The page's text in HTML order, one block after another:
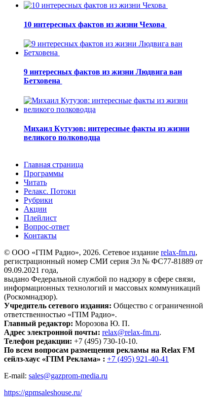
10 интересных фактов из жизни Чехова
9 интересных фактов из жизни Людвига ван
Бетховена
Михаил Кутузов: интересные факты из жизни
великого полководца
Главная страница
Программы
Читать
Релакс. Потоки
Рубрики
Акции
Плейлист
Вопрос-ответ
Контакты
© ООО «ГПМ Радио», 2026. Сетевое издание relax-fm.ru,
регистрационный номер СМИ серия Эл № ФС77-81889 от
09.09.2021 года,
выдано Федеральной службой по надзору в сфере связи,
информационных технологий и массовых коммуникаций
(Роскомнадзор).
Учредитель сетевого издания: Общество с ограниченной
ответственностью «ГПМ Радио».
Главный редактор: Морозова Ю. П.
Адрес электронной почты: relax@relax-fm.ru.
Телефон редакции: +7 (495) 730-10-10.
По всем вопросам размещения рекламы на Relax FM
сейлз-хаус «ГПМ Реклама» : +7 (495) 921-40-41
E-mail: sales@gazprom-media.ru
https://gpmsaleshouse.ru/